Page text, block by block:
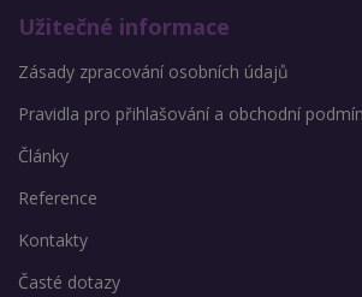
Užitečné informace
Zásady zpracování osobních údajů
Pravidla pro přihlašování a obchodní
Články
Reference
Kontakty
Časté dotazy